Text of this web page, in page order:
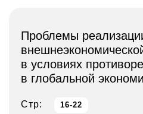
Проблемы
в условиях
в глобальной
Стр: 16-22